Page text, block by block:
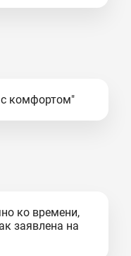
комфортом"
ко времени,
заявлена на